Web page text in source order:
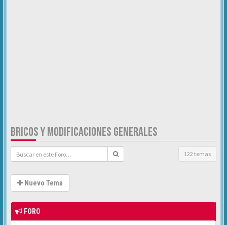
BRICOS Y MODIFICACIONES GENERALES
122 temas
Nuevo Tema
FORO